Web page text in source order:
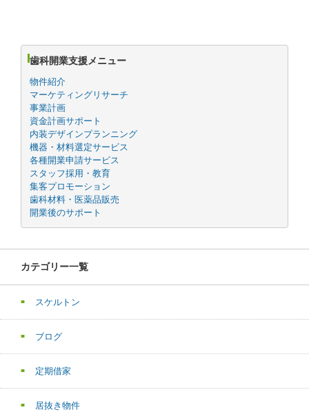
歯科開業支援メニュー
物件紹介
マーケティングリサーチ
事業計画
資金計画サポート
内装デザインプランニング
機器・材料選定サービス
各種開業申請サービス
スタッフ採用・教育
集客プロモーション
歯科材料・医薬品販売
開業後のサポート
カテゴリー一覧
スケルトン
ブログ
定期借家
居抜き物件